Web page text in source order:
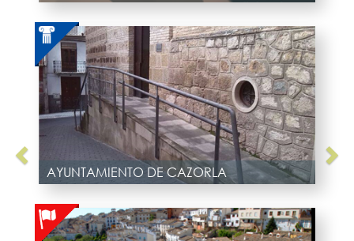
AYUNTAMIENTO DE CAZORLA